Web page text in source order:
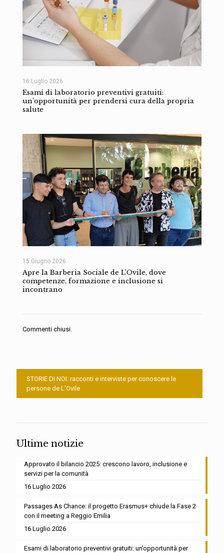
16 Luglio 2026
Esami di laboratorio preventivi gratuiti:
un’opportunità per prendersi cura della propria
salute
15 Giugno 2026
Apre la Barberia Sociale de L’Ovile, dove
competenze, formazione e inclusione si
incontrano
Commenti chiusi.
STORIE DI NOI: racconti e interviste per conoscere le
persone de L’Ovile
Ultime notizie
Approvato il bilancio 2025: crescono lavoro, inclusione e
servizi per la comunità
16 Luglio 2026
Passages As Chance: il progetto Erasmus+ chiude la Fase 2
con il meeting a Reggio Emilia
16 Luglio 2026
Esami di laboratorio preventivi gratuiti: un’opportunità per